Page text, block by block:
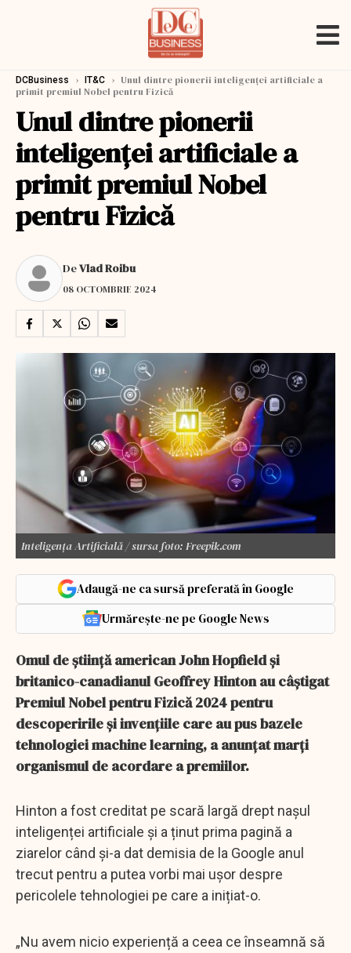
DCBusiness › IT&C › Unul dintre pionerii inteligenței artificiale a
primit premiul Nobel pentru Fizică
Unul dintre pionerii
inteligenței artificiale a
primit premiul Nobel
pentru Fizică
DeVlad Roibu
08 OCTOMBRIE 2024
Inteligența Artificială / sursa foto: Freepik.com
Adaugă-ne ca sursă preferată în Google
Urmărește-ne pe Google News
Omul de știință american John Hopfield și
britanico-canadianul Geoffrey Hinton au câștigat
Premiul Nobel pentru Fizică 2024 pentru
descoperirile și invențiile care au pus bazele
tehnologiei machine learning, a anunțat marți
organismul de acordare a premiilor.
Hinton a fost creditat pe scară largă drept nașul
inteligenței artificiale și a ținut prima pagină a
ziarelor când și-a dat demisia de la Google anul
trecut pentru a putea vorbi mai ușor despre
pericolele tehnologiei pe care a inițiat-o.
„Nu avem nicio experiență a ceea ce înseamnă să